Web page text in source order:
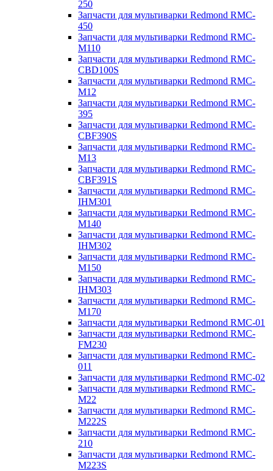
250
Запчасти для мультиварки Redmond RMC-
450
Запчасти для мультиварки Redmond RMC-
M110
Запчасти для мультиварки Redmond RMC-
CBD100S
Запчасти для мультиварки Redmond RMC-
M12
Запчасти для мультиварки Redmond RMC-
395
Запчасти для мультиварки Redmond RMC-
CBF390S
Запчасти для мультиварки Redmond RMC-
M13
Запчасти для мультиварки Redmond RMC-
CBF391S
Запчасти для мультиварки Redmond RMC-
IHM301
Запчасти для мультиварки Redmond RMC-
M140
Запчасти для мультиварки Redmond RMC-
IHM302
Запчасти для мультиварки Redmond RMC-
M150
Запчасти для мультиварки Redmond RMC-
IHM303
Запчасти для мультиварки Redmond RMC-
M170
Запчасти для мультиварки Redmond RMC-01
Запчасти для мультиварки Redmond RMC-
FM230
Запчасти для мультиварки Redmond RMC-
011
Запчасти для мультиварки Redmond RMC-02
Запчасти для мультиварки Redmond RMC-
M22
Запчасти для мультиварки Redmond RMC-
M222S
Запчасти для мультиварки Redmond RMC-
210
Запчасти для мультиварки Redmond RMC-
M223S